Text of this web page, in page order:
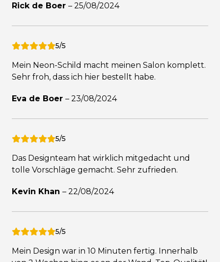
Rick de Boer – 25/08/2024
5/5
Mein Neon-Schild macht meinen Salon komplett.
Sehr froh, dass ich hier bestellt habe.
Eva de Boer – 23/08/2024
5/5
Das Designteam hat wirklich mitgedacht und
tolle Vorschläge gemacht. Sehr zufrieden.
Kevin Khan – 22/08/2024
5/5
Mein Design war in 10 Minuten fertig. Innerhalb